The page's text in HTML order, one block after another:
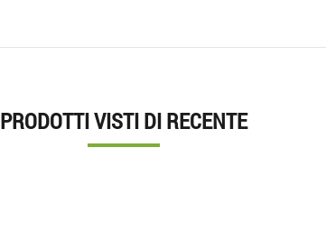
PRODOTTI VISTI DI RECENTE